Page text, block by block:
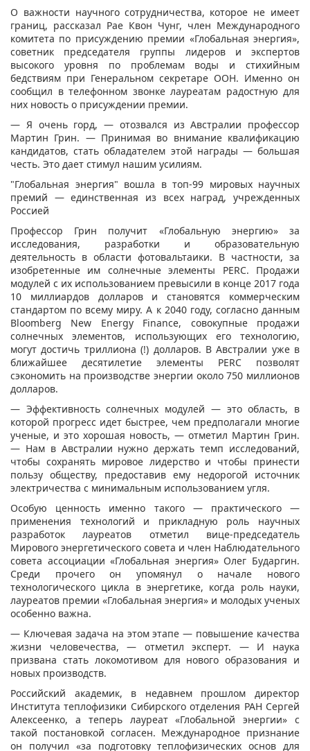
О важности научного сотрудничества, которое не имеет
границ, рассказал Рае Квон Чунг, член Международного
комитета по присуждению премии «Глобальная энергия»,
советник председателя группы лидеров и экспертов
высокого уровня по проблемам воды и стихийным
бедствиям при Генеральном секретаре ООН. Именно он
сообщил в телефонном звонке лауреатам радостную для
них новость о присуждении премии.
— Я очень горд, — отозвался из Австралии профессор
Мартин Грин. — Принимая во внимание квалификацию
кандидатов, стать обладателем этой награды — большая
честь. Это дает стимул нашим усилиям.
"Глобальная энергия" вошла в топ-99 мировых научных
премий — единственная из всех наград, учрежденных
Россией
Профессор Грин получит «Глобальную энергию» за
исследования, разработки и образовательную
деятельность в области фотовальтаики. В частности, за
изобретенные им солнечные элементы PERC. Продажи
модулей с их использованием превысили в конце 2017 года
10 миллиардов долларов и становятся коммерческим
стандартом по всему миру. А к 2040 году, согласно данным
Bloomberg New Energy Finance, совокупные продажи
солнечных элементов, использующих его технологию,
могут достичь триллиона (!) долларов. В Австралии уже в
ближайшее десятилетие элементы PERC позволят
сэкономить на производстве энергии около 750 миллионов
долларов.
— Эффективность солнечных модулей — это область, в
которой прогресс идет быстрее, чем предполагали многие
ученые, и это хорошая новость, — отметил Мартин Грин.
— Нам в Австралии нужно держать темп исследований,
чтобы сохранять мировое лидерство и чтобы принести
пользу обществу, предоставив ему недорогой источник
электричества с минимальным использованием угля.
Особую ценность именно такого — практического —
применения технологий и прикладную роль научных
разработок лауреатов отметил вице-председатель
Мирового энергетического совета и член Наблюдательного
совета ассоциации «Глобальная энергия» Олег Бударгин.
Среди прочего он упомянул о начале нового
технологического цикла в энергетике, когда роль науки,
лауреатов премии «Глобальная энергия» и молодых ученых
особенно важна.
— Ключевая задача на этом этапе — повышение качества
жизни человечества, — отметил эксперт. — И наука
призвана стать локомотивом для нового образования и
новых производств.
Российский академик, в недавнем прошлом директор
Института теплофизики Сибирского отделения РАН Сергей
Алексеенко, а теперь лауреат «Глобальной энергии» с
такой постановкой согласен. Международное признание
он получил «за подготовку теплофизических основ для